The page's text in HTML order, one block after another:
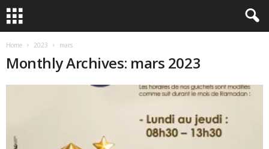
Home 2023 mars
Monthly Archives: mars 2023